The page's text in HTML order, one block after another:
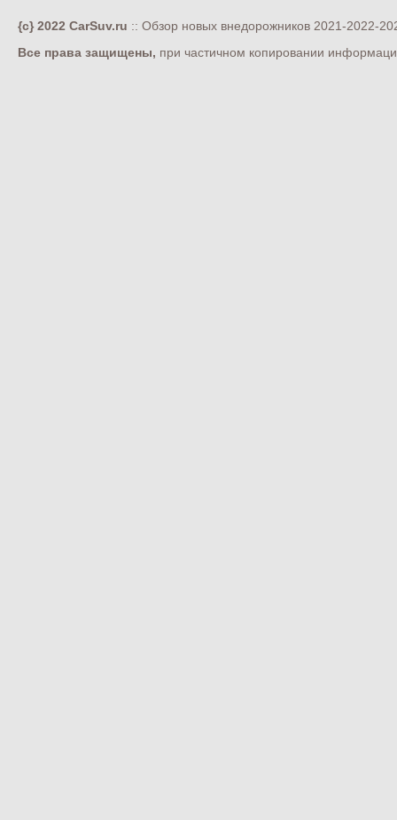
{c} 2022 CarSuv.ru :: Обзор новых внедорожников 2021-2022-
Все права защищены, при частичном копировании